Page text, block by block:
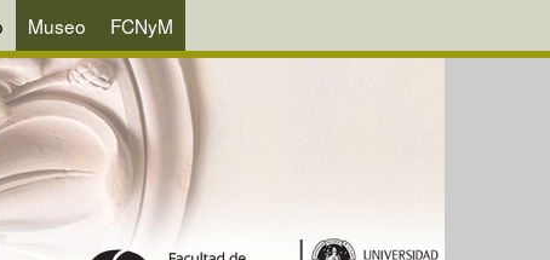
Museo FCNyM